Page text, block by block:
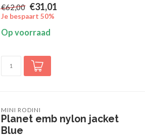
€62,00 €31,01
Je bespaart 50%
Op voorraad
MINI RODINI
Planet emb nylon jacket
Blue